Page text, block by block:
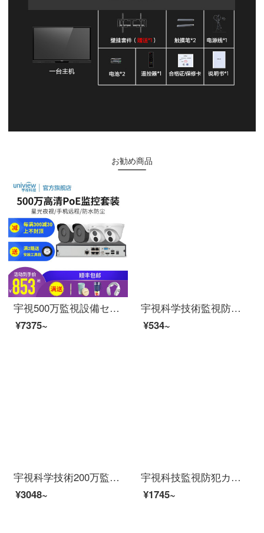
お勧め商品
宇視500万監視設備セット高精細ネットワークカメラモニタ家庭用長距離星光夜間無ハードディスク500万高清セット【1つのカメラを含む】
¥7375~
宇視科学技術監視防犯カメララックラックラックラックボルテックスラック監視一貫ボールマシン吊り金具
¥534~
宇視科学技術200万監視装置スツーPOEラインネネットHDスモットであるファミリーショップ用屋外防水赤外線工場スーパー設置サービス（防犯カメラを除く）1つの防犯カラスツツ
¥3048~
宇視科技監視防犯カメラ200万HDDPOE給電ラインネリングトでビディオカメラ200万HD焦点距離6 mm
¥1745~